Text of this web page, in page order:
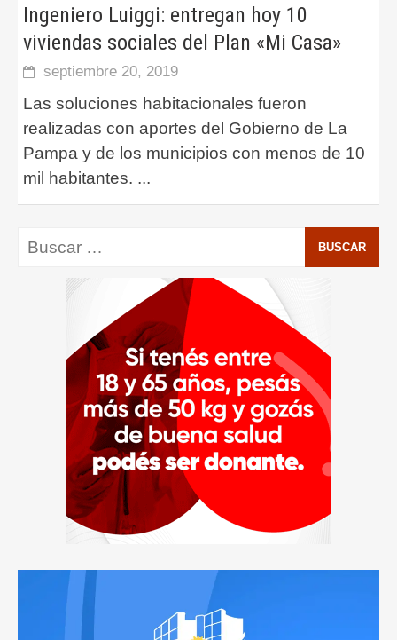
Ingeniero Luiggi: entregan hoy 10
viviendas sociales del Plan «Mi Casa»
septiembre 20, 2019
Las soluciones habitacionales fueron
realizadas con aportes del Gobierno de La
Pampa y de los municipios con menos de 10
mil habitantes. ...
Buscar: